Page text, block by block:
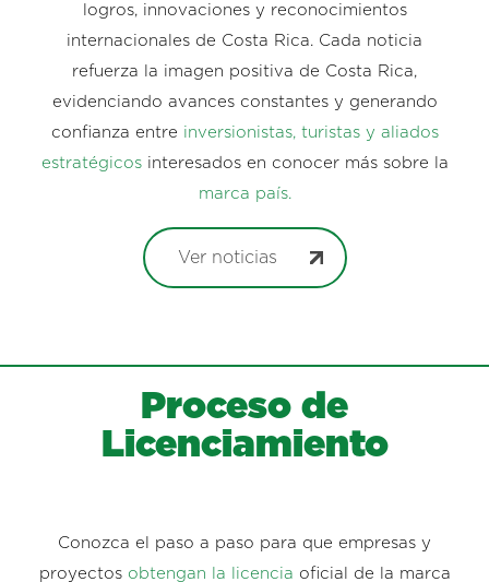
logros, innovaciones y reconocimientos
internacionales de Costa Rica. Cada noticia
refuerza la imagen positiva de Costa Rica,
evidenciando avances constantes y generando
confianza entre inversionistas, turistas y aliados
estratégicos interesados en conocer más sobre la
marca país.
Ver noticias
Proceso de
Licenciamiento
Conozca el paso a paso para que empresas y
proyectos obtengan la licencia oficial de la marca